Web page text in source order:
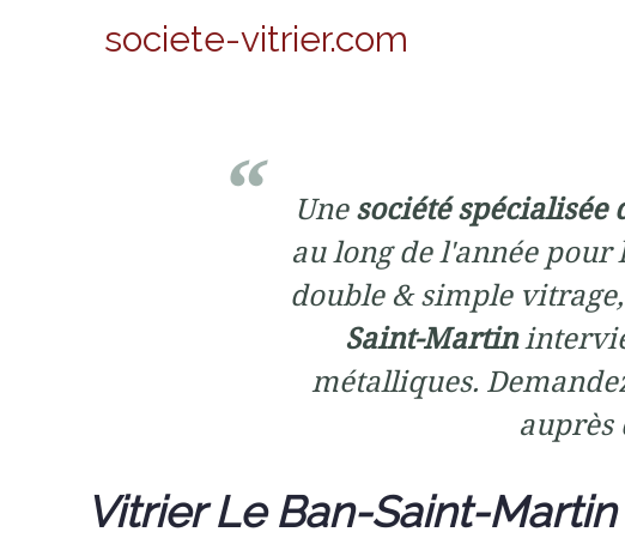
societe-vitrier.com
Unesociété
au long de l'année pour
double & simple
Saint-Martin
métalliques.
auprès
Vitrier Le Ban-Saint-Martin